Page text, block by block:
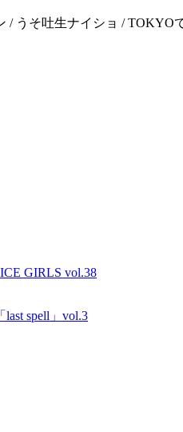
/ うそ吐生ナイショ / TOKYO
GIRLS vol.38
last spell」vol.3